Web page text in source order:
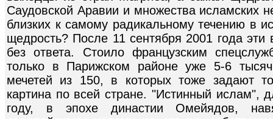
Саудовской Аравии и множества исламских
близких к самому радикальному течению в
щедрость? После 11 сентября 2001 года эти
без ответа. Стоило французским
только в Парижском районе уже 5-6
мечетей из 150, в которых тоже задают
картина по всей стране. "Истинный ислам",
году, в эпохе династии Омейядов,